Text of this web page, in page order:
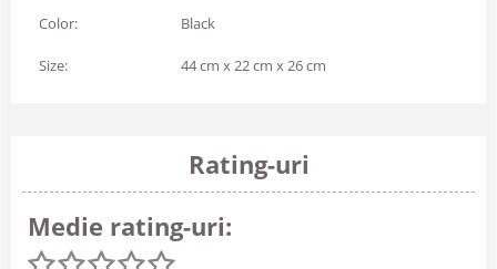
Color: Black
Size: 44 cm x 22 cm x 26 cm
Rating-uri
Medie rating-uri: